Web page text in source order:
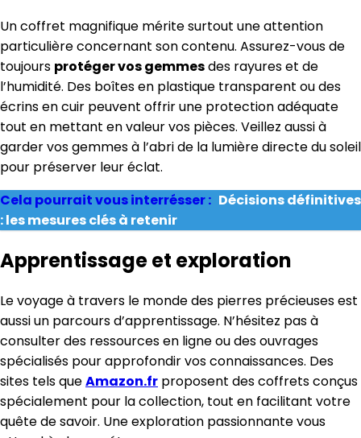
Un coffret magnifique mérite surtout une attention
particulière concernant son contenu. Assurez-vous de
toujours protéger vos gemmesdes rayures et de
l’humidité. Des boîtes en plastique transparent ou des
écrins en cuir peuvent offrir une protection adéquate
tout en mettant en valeur vos pièces. Veillez aussi à
garder vos gemmes à l’abri de la lumière directe du soleil
pour préserver leur éclat.
Cela pourrait vous interrésser : Décisions définitives
: les mesures clés à retenir
Apprentissage et exploration
Le voyage à travers le monde des pierres précieuses est
aussi un parcours d’apprentissage. N’hésitez pas à
consulter des ressources en ligne ou des ouvrages
spécialisés pour approfondir vos connaissances. Des
sites tels queAmazon.fr proposent des coffrets conçus
spécialement pour la collection, tout en facilitant votre
quête de savoir. Une exploration passionnante vous